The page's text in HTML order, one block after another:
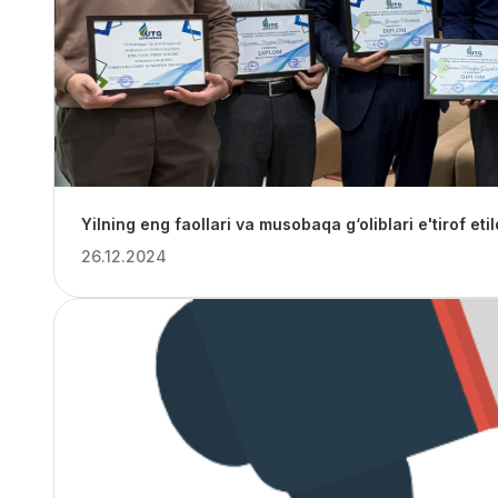
Yilning eng faollari va musobaqa g‘oliblari e'tirof
26.12.2024